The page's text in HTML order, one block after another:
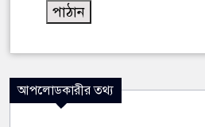
আপলোডকারীর তথ্য